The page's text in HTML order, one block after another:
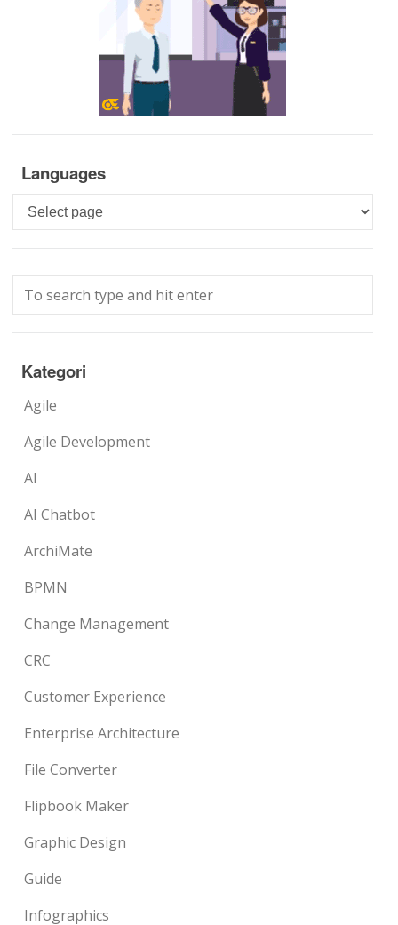
Languages
Languages
Kategori
Agile
Agile Development
AI
AI Chatbot
ArchiMate
BPMN
Change Management
CRC
Customer Experience
Enterprise Architecture
File Converter
Flipbook Maker
Graphic Design
Guide
Infographics